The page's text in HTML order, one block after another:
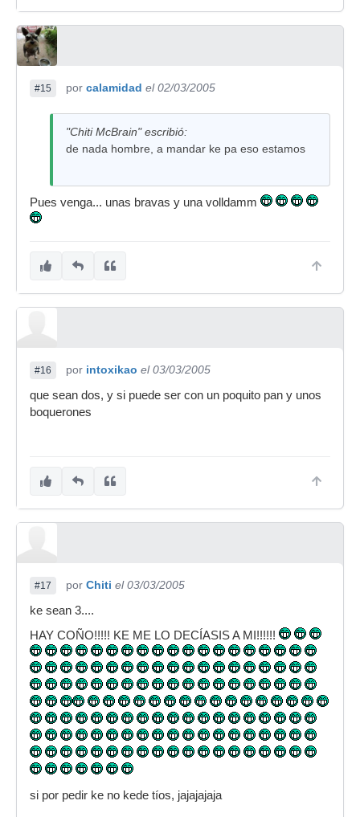
#15 por calamidad el 02/03/2005
"Chiti McBrain" escribió:
de nada hombre, a mandar ke pa eso estamos
Pues venga... unas bravas y una volldamm
#16 por intoxikao el 03/03/2005
que sean dos, y si puede ser con un poquito pan y unos
boquerones
#17 por Chiti el 03/03/2005
ke sean 3....
HAY COÑO!!!!! KE ME LO DECÍASIS A MI!!!!!!
si por pedir ke no kede tíos, jajajajaja